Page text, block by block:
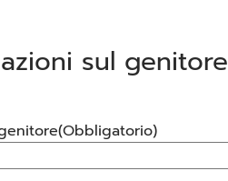
sul genitore
(Obbligatorio)